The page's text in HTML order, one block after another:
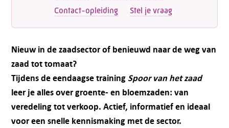
Contact-opleiding
Stel je vraag
Nieuw in de zaadsector of benieuwd naar de weg van
zaad tot tomaat?
Tijdens de eendaagse training Spoor van het zaad
leer je alles over groente- en bloemzaden: van
veredeling tot verkoop. Actief, informatief en ideaal
voor een snelle kennismaking met de sector.